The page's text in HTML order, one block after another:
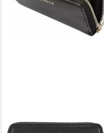
- Geldbörse 6cc 11.5 cm (noir)